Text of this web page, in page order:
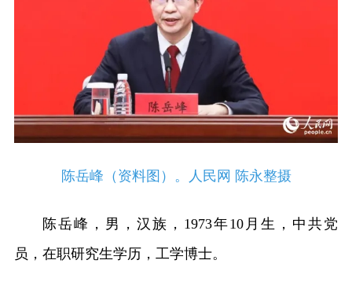
陈岳峰（资料图）。人民网 陈永整摄
陈岳峰，男，汉族，1973年10月生，中共党
员，在职研究生学历，工学博士。